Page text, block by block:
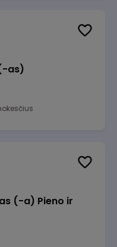
as)
(-a) Pieno ir